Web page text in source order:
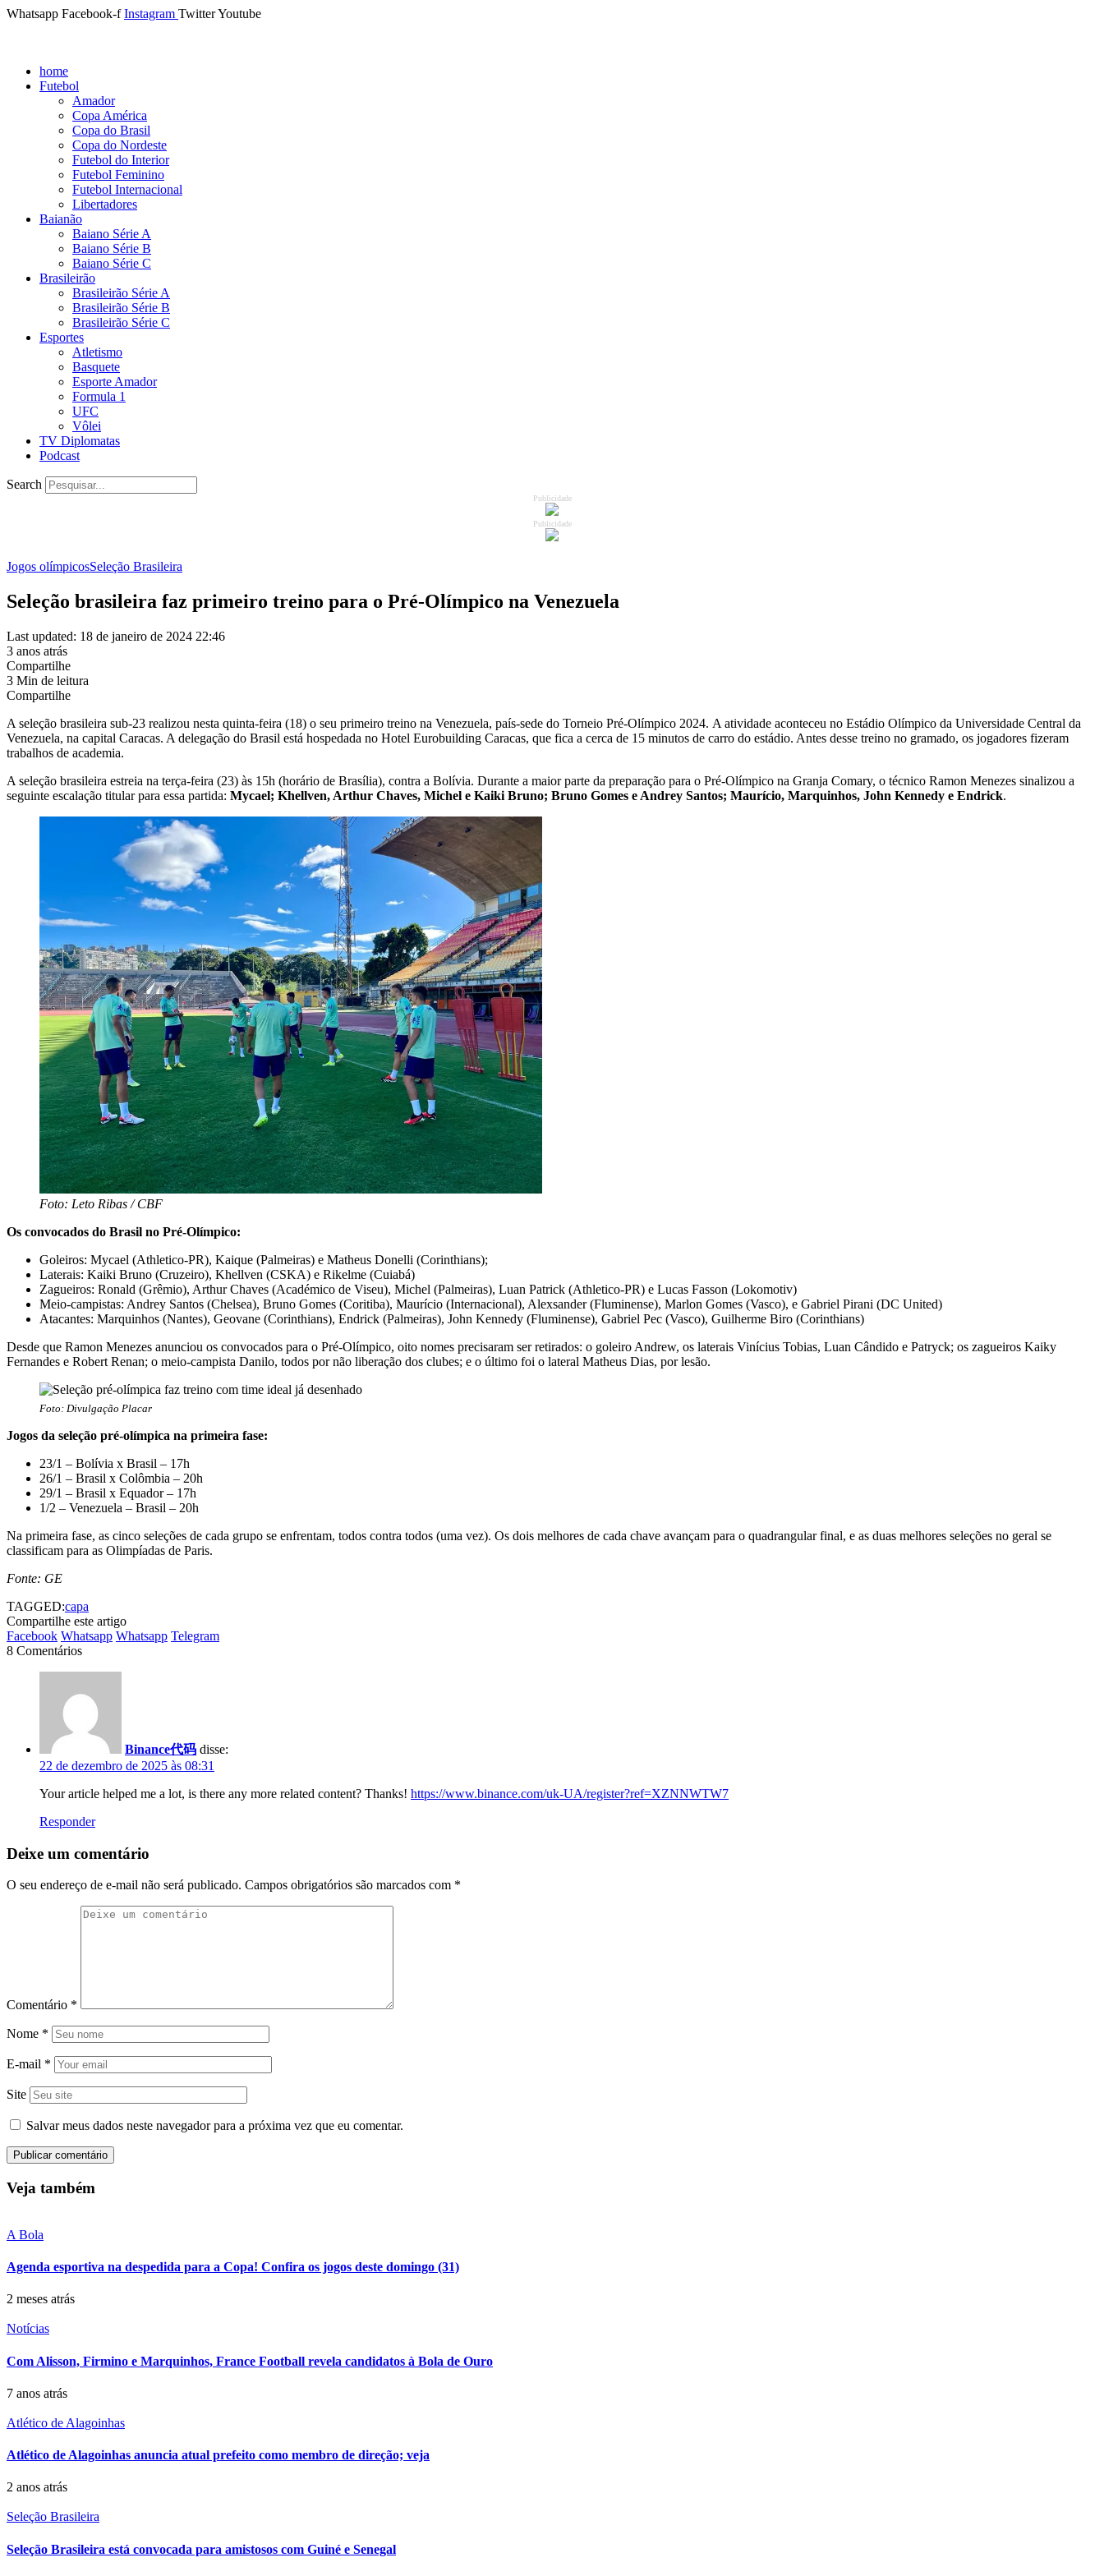
Whatsapp Facebook-f Instagram TwitterYoutube
home
Futebol
Amador
Copa América
Copa do Brasil
Copa do Nordeste
Futebol do Interior
Futebol Feminino
Futebol Internacional
Libertadores
Baianão
Baiano Série A
Baiano Série B
Baiano Série C
Brasileirão
Brasileirão Série A
Brasileirão Série B
Brasileirão Série C
Esportes
Atletismo
Basquete
Esporte Amador
Formula 1
UFC
Vôlei
TV Diplomatas
Podcast
Search
Publicidade
Publicidade
Jogos olímpicosSeleção Brasileira
Seleção brasileira faz primeiro treino para o Pré-Olímpico na Venezuela
Last updated: 18 de janeiro de 2024 22:46
3 anos atrás
Compartilhe
3 Min de leitura
Compartilhe
A seleção brasileira sub-23 realizou nesta quinta-feira (18) o seu primeiro treino na Venezuela, país-sede do Torneio Pré-Olímpico 2024. A atividade aconteceu no Estádio Olímpico da Universidade Central da
Venezuela, na capital Caracas. A delegação do Brasil está hospedada no Hotel Eurobuilding Caracas, que fica a cerca de 15 minutos de carro do estádio. Antes desse treino no gramado, os jogadores fizeram
trabalhos de academia.
A seleção brasileira estreia na terça-feira (23) às 15h (horário de Brasília), contra a Bolívia. Durante a maior parte da preparação para o Pré-Olímpico na Granja Comary, o técnico Ramon Menezes sinalizou a
seguinte escalação titular para essa partida: Mycael; Khellven, Arthur Chaves, Michel e Kaiki Bruno; Bruno Gomes e Andrey Santos; Maurício, Marquinhos, John Kennedy e Endrick.
Foto: Leto Ribas / CBF
Os convocados do Brasil no Pré-Olímpico:
Goleiros: Mycael (Athletico-PR), Kaique (Palmeiras) e Matheus Donelli (Corinthians);
Laterais: Kaiki Bruno (Cruzeiro), Khellven (CSKA) e Rikelme (Cuiabá)
Zagueiros: Ronald (Grêmio), Arthur Chaves (Académico de Viseu), Michel (Palmeiras), Luan Patrick (Athletico-PR) e Lucas Fasson (Lokomotiv)
Meio-campistas: Andrey Santos (Chelsea), Bruno Gomes (Coritiba), Maurício (Internacional), Alexsander (Fluminense), Marlon Gomes (Vasco), e Gabriel Pirani (DC United)
Atacantes: Marquinhos (Nantes), Geovane (Corinthians), Endrick (Palmeiras), John Kennedy (Fluminense), Gabriel Pec (Vasco), Guilherme Biro (Corinthians)
Desde que Ramon Menezes anunciou os convocados para o Pré-Olímpico, oito nomes precisaram ser retirados: o goleiro Andrew, os laterais Vinícius Tobias, Luan Cândido e Patryck; os zagueiros Kaiky
Fernandes e Robert Renan; o meio-campista Danilo, todos por não liberação dos clubes; e o último foi o lateral Matheus Dias, por lesão.
Foto: Divulgação Placar
Jogos da seleção pré-olímpica na primeira fase:
23/1 – Bolívia x Brasil – 17h
26/1 – Brasil x Colômbia – 20h
29/1 – Brasil x Equador – 17h
1/2 – Venezuela – Brasil – 20h
Na primeira fase, as cinco seleções de cada grupo se enfrentam, todos contra todos (uma vez). Os dois melhores de cada chave avançam para o quadrangular final, e as duas melhores seleções no geral se
classificam para as Olimpíadas de Paris.
Fonte: GE
TAGGED:capa
Compartilhe este artigo
Facebook Whatsapp Whatsapp Telegram
8 Comentários
Binance代码 disse:
22 de dezembro de 2025 às 08:31
Your article helped me a lot, is there any more related content? Thanks! https://www.binance.com/uk-UA/register?ref=XZNNWTW7
Responder
Deixe um comentário
O seu endereço de e-mail não será publicado. Campos obrigatórios são marcados com *
Comentário *
Nome *
E-mail *
Site
Salvar meus dados neste navegador para a próxima vez que eu comentar.
Veja também
A Bola
Agenda esportiva na despedida para a Copa! Confira os jogos deste domingo (31)
2 meses atrás
Notícias
Com Alisson, Firmino e Marquinhos, France Football revela candidatos à Bola de Ouro
7 anos atrás
Atlético de Alagoinhas
Atlético de Alagoinhas anuncia atual prefeito como membro de direção; veja
2 anos atrás
Seleção Brasileira
Seleção Brasileira está convocada para amistosos com Guiné e Senegal